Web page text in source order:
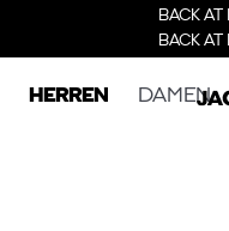
BACK AT
BACK AT
HERREN DAMEN